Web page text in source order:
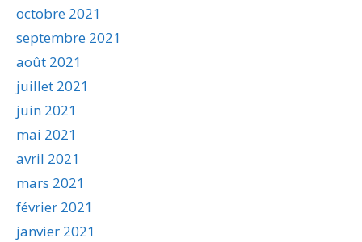
octobre 2021
septembre 2021
août 2021
juillet 2021
juin 2021
mai 2021
avril 2021
mars 2021
février 2021
janvier 2021